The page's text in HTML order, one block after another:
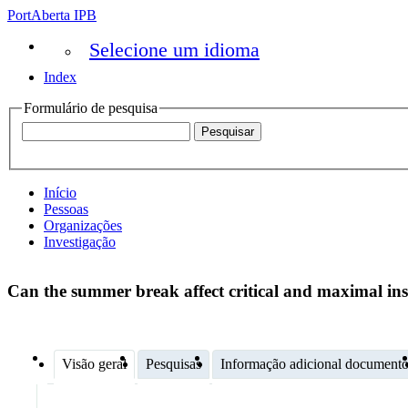
PortAberta IPB
Selecione um idioma
Index
Formulário de pesquisa
Início
Pessoas
Organizações
Investigação
Can the summer break affect critical and maximal
Visão geral Pesquisas Informação adicional documento